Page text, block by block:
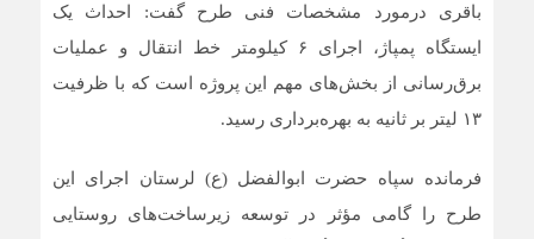
باقری درمورد مشخصات فنی طرح گفت: احداث یک
ایستگاه پمپاژ، اجرای ۶ کیلومتر خط انتقال و عملیات
برق‌رسانی از بخش‌های مهم این پروژه است که با ظرفیت
۱۳ لیتر بر ثانیه به بهره‌برداری رسید.
فرمانده سپاه حضرت ابوالفضل (ع) لرستان اجرای این
طرح را گامی مؤثر در توسعه زیرساخت‌های روستایی